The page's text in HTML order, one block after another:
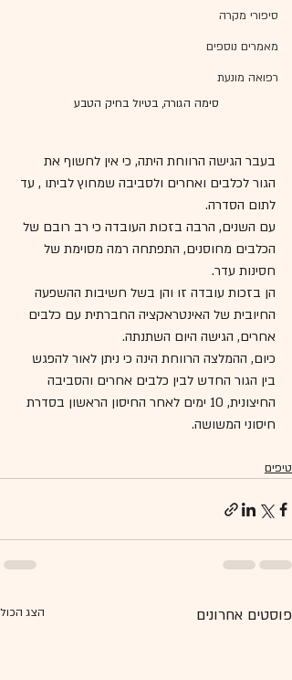
סיפורי מקרה
מאמרים נוספים
רפואה מונעת
סימה הגורה, בטיול בחיק הטבע
בעבר הגישה הרווחת היתה, כי אין לחשוף את
הגור לכלבים ואחרים ולסביבה שמחוץ לביתו , עד
לתום הסדרה.
עם השנים, הרבה בזכות העובדה כי רב רובם של
הכלבים מחוסנים, התפתחה רמה מסוימת של
חסינות עדר.
הן בזכות עובדה זו והן בשל חשיבות ההשפעה
החיובית של האינטראקציה החברתית עם כלבים
אחרים, הגישה היום השתנתה.
כיום, ההמלצה הרווחת הינה כי ניתן לאור להפגש
בין הגור החדש לבין כלבים אחרים והסביבה
החיצונית, 10 ימים לאחר החיסון הראשון בסדרת
חיסוני המשושה.
טיפים
פוסטים אחרונים הצג הכול